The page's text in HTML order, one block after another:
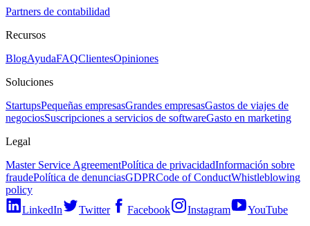
Partners de contabilidad
Recursos
BlogAyudaFAQClientesOpiniones
Soluciones
StartupsPequeñas empresasGrandes empresasGastos de viajes de
negociosSuscripciones a servicios de softwareGasto en marketing
Legal
Master Service AgreementPolítica de privacidadInformación sobre
fraudePolítica de denunciasGDPRCode of ConductWhistleblowing
policy
LinkedIn
Twitter Facebook Instagram
YouTube